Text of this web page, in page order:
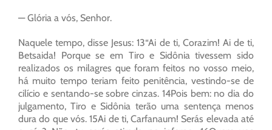
— Glória a vós, Senhor.
Naquele tempo, disse Jesus: 13“Ai de ti, Corazim! Ai de ti,
Betsaida! Porque se em Tiro e Sidônia tivessem sido
realizados os milagres que foram feitos no vosso meio,
há muito tempo teriam feito penitência, vestindo-se de
cilício e sentando-se sobre cinzas. 14Pois bem: no dia do
julgamento, Tiro e Sidônia terão uma sentença menos
dura do que vós. 15Ai de ti, Carfanaum! Serás elevada até